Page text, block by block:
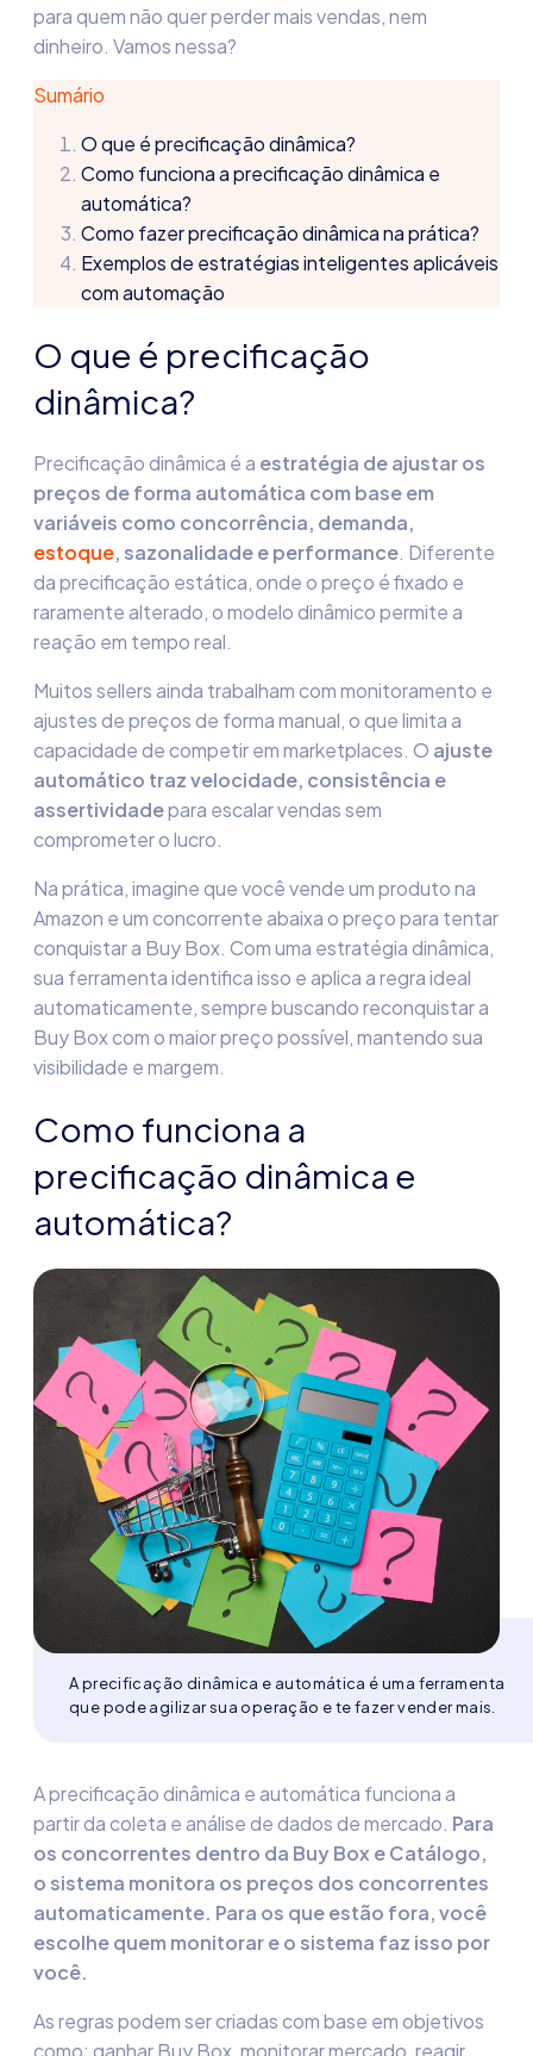
para quem não quer perder mais vendas, nem
dinheiro. Vamos nessa?
Sumário
O que é precificação dinâmica?
Como funciona a precificação dinâmica e
automática?
Como fazer precificação dinâmica na prática?
Exemplos de estratégias inteligentes aplicáveis
com automação
O que é precificação
dinâmica?
Precificação dinâmica é a estratégia de ajustar os
preços de forma automática com base em
variáveis como concorrência, demanda,
estoque, sazonalidade e performance. Diferente
da precificação estática, onde o preço é fixado e
raramente alterado, o modelo dinâmico permite a
reação em tempo real.
Muitos sellers ainda trabalham com monitoramento e
ajustes de preços de forma manual, o que limita a
capacidade de competir em marketplaces. O ajuste
automático traz velocidade, consistência e
assertividadepara escalar vendas sem
comprometer o lucro.
Na prática, imagine que você vende um produto na
Amazon e um concorrente abaixa o preço para tentar
conquistar a Buy Box. Com uma estratégia dinâmica,
sua ferramenta identifica isso e aplica a regra ideal
automaticamente, sempre buscando reconquistar a
Buy Box com o maior preço possível, mantendo sua
visibilidade e margem.
Como funciona a
precificação dinâmica e
automática?
A precificação dinâmica e automática é uma ferramenta
que pode agilizar sua operação e te fazer vender mais.
A precificação dinâmica e automática funciona a
partir da coleta e análise de dados de mercado. Para
os concorrentes dentro da Buy Box e Catálogo,
o sistema monitora os preços dos concorrentes
automaticamente. Para os que estão fora, você
escolhe quem monitorar e o sistema faz isso por
você.
As regras podem ser criadas com base em objetivos
como: ganhar Buy Box, monitorar mercado, reagir